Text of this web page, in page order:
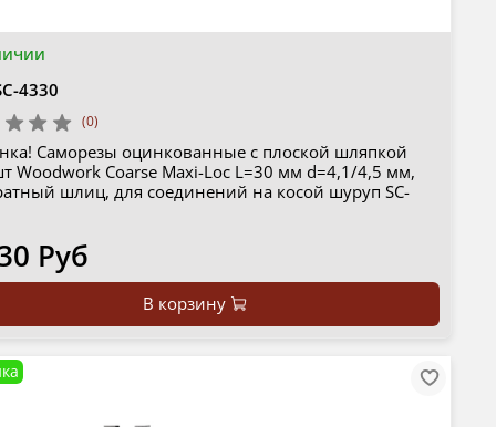
4330
(0)
Саморезы оцинкованные с плоской шляпкой
Woodwork Coarse Maxi-Loc L=30 мм d=4,1/4,5 мм,
шлиц, для соединений на косой шуруп SC-
Руб
В корзину